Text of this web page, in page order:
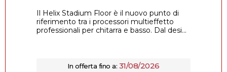
Il Helix Stadium Floor è il nuovo punto di
riferimento tra i processori multieffetto
professionali per chitarra e basso. Dal desi...
In offerta fino a: 31/08/2026